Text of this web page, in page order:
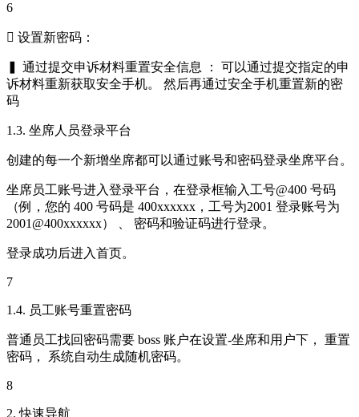
6
 设置新密码：
▍ 通过提交申诉材料重置安全信息 ： 可以通过提交指定的申
诉材料重新获取安全手机。 然后再通过安全手机重置新的密
码
1.3. 坐席人员登录平台
创建的每一个新增坐席都可以通过账号和密码登录坐席平台。
坐席员工账号进入登录平台，在登录框输入工号@400 号码
（例，您的 400 号码是 400xxxxxx，工号为2001 登录账号为
2001@400xxxxxx） 、 密码和验证码进行登录。
登录成功后进入首页。
7
1.4. 员工账号重置密码
普通员工找回密码需要 boss 账户在设置-坐席和用户下， 重置
密码， 系统自动生成随机密码。
8
2. 快速导航